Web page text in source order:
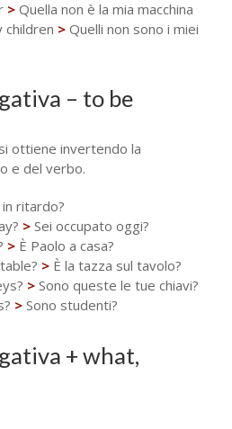
> Quella non è la mia macchina
children > Quelli non sono i miei
– to be
ottiene invertendo la
e del verbo.
in ritardo?
> Sei occupato oggi?
> È Paolo a casa?
> È la tazza sul tavolo?
> Sono queste le tue chiavi?
> Sono studenti?
+ what,